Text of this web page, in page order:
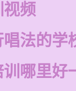
视频
法的学
哪里好